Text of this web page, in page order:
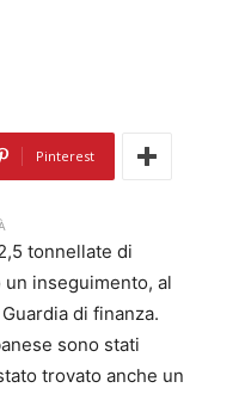
Pinterest
tonnellate di
inseguimento, al
di finanza.
sono stati
trovato anche un